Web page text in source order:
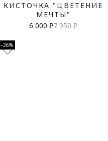
КИСТОЧКА "ЦВЕТЕНИЕ
МЕЧТЫ"
6 000 ₽7 950 ₽
–26%